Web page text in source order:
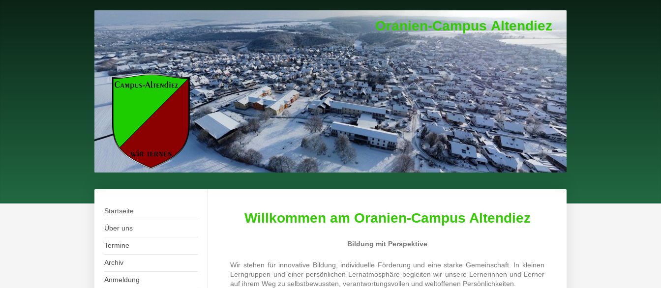
Oranien-Campus Altendiez
Startseite
Über uns
Termine
Archiv
Anmeldung
Willkommen am Oranien-Campus Altendiez
Bildung mit Perspektive
Wir stehen für innovative Bildung, individuelle Förderung und eine starke Gemeinschaft. In kleinen
Lerngruppen und einer persönlichen Lernatmosphäre begleiten wir unsere Lernerinnen und Lerner
auf ihrem Weg zu selbstbewussten, verantwortungsvollen und weltoffenen Persönlichkeiten.